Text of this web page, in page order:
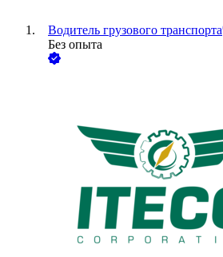
Водитель грузового транспорта
Без опыта